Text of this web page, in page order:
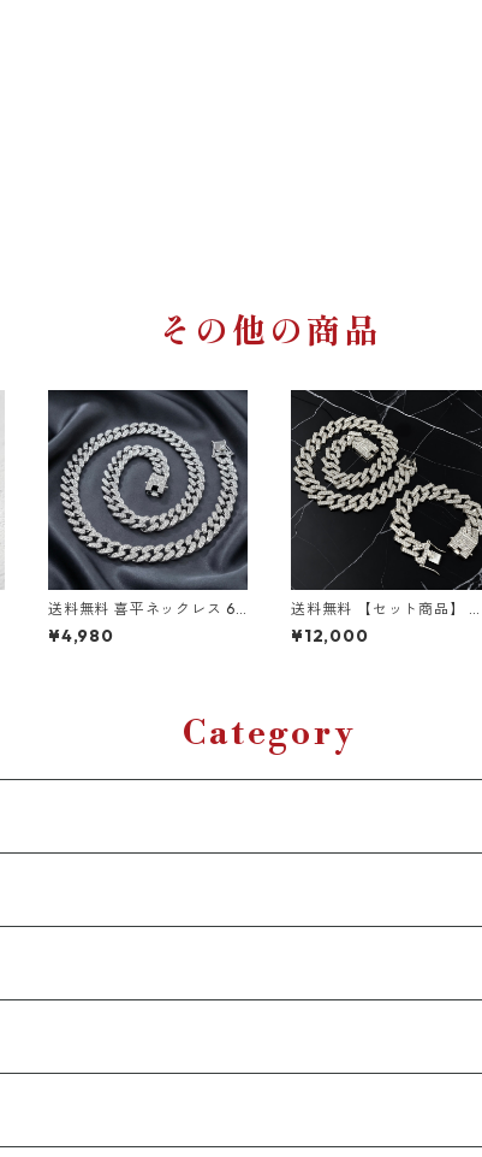
その他の商品
送料無料 喜平ネックレス 60
cm 50cm 45cm 幅13mm 喜
平チェーン マイアミキュー
ホップ B系 ラッパー ストリ
ート 韓国ファッション トレ
¥4,980
送料無料 【セット商品】 菱
形 喜平ネックレス 50cm 45
cm 喜平ブレスレット 20cm
ンブリン 極太 ヒップホップ
ストリート
¥12,000
Category